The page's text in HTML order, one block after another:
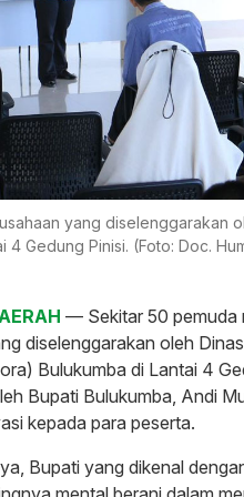
yang diselenggarakan
Gedung Pinisi. (Foto: Doc.
— Sekitar 50 pemuda
diselenggarakan oleh
Bulukumba di Lantai 4
Bupati Bulukumba, Andi
kepada para peserta.
Bupati yang dikenal